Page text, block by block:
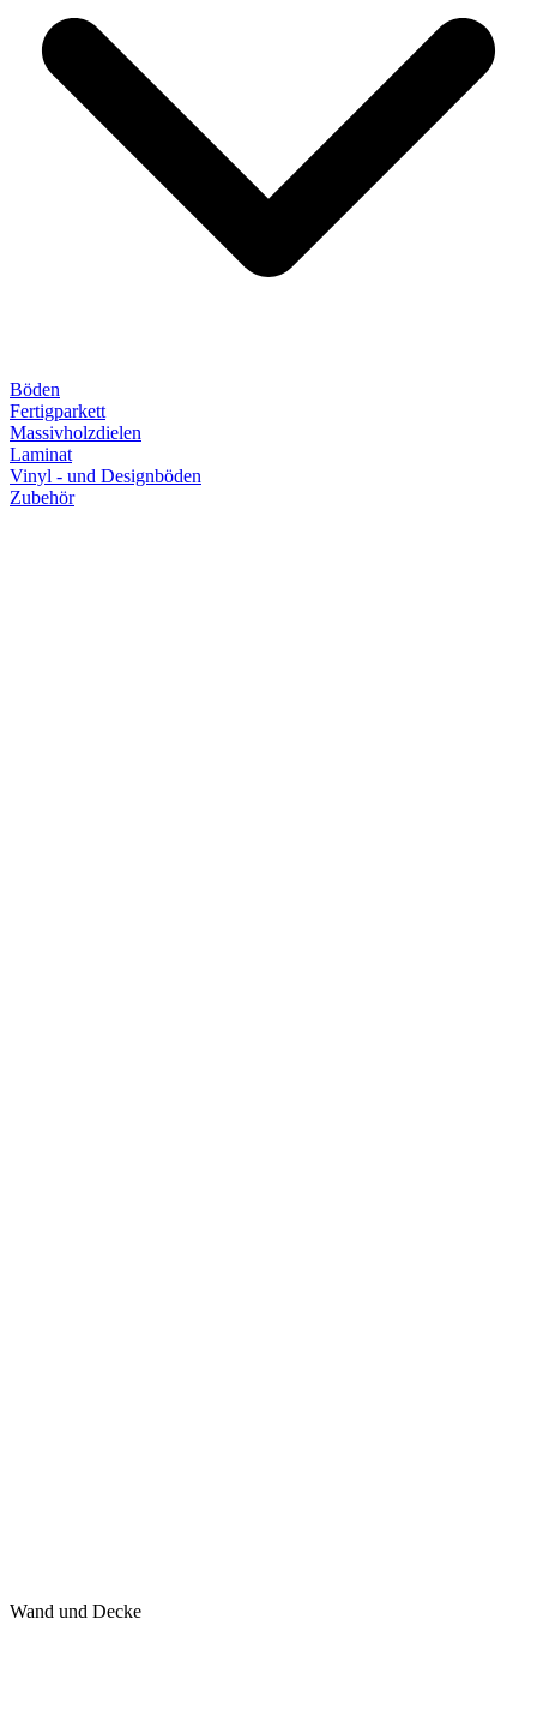
Böden
Fertigparkett
Massivholzdielen
Laminat
Vinyl - und Designböden
Zubehör
Wand und Decke